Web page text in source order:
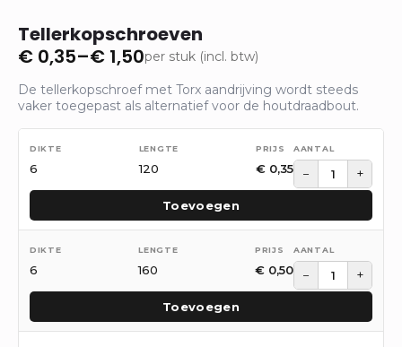
Tellerkopschroeven
€ 0,35–€ 1,50
Prijsklasse:
€ 0,35
tot
€ 1,50
per stuk (incl. btw)
De tellerkopschroef met Torx aandrijving wordt steeds
vaker toegepast als alternatief voor de houtdraadbout.
6 120 € 0,35 − +
Toevoegen
6 160 € 0,50 − +
Toevoegen